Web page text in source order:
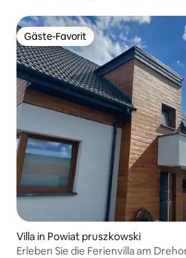
Gäste-Favorit
Gäste-Favorit
Villa in Powiat pruszkowski
Erleben Sie die Ferienvilla am